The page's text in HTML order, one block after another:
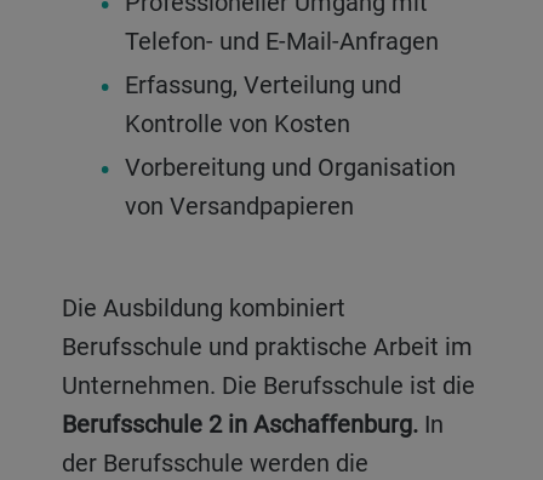
Telefon- und E-Mail-Anfragen
Erfassung, Verteilung und
Kontrolle von Kosten
Vorbereitung und Organisation
von Versandpapieren
Die Ausbildung kombiniert
Berufsschule und praktische Arbeit im
Unternehmen. Die Berufsschule ist die
Berufsschule 2 in Aschaffenburg.In
der Berufsschule werden die